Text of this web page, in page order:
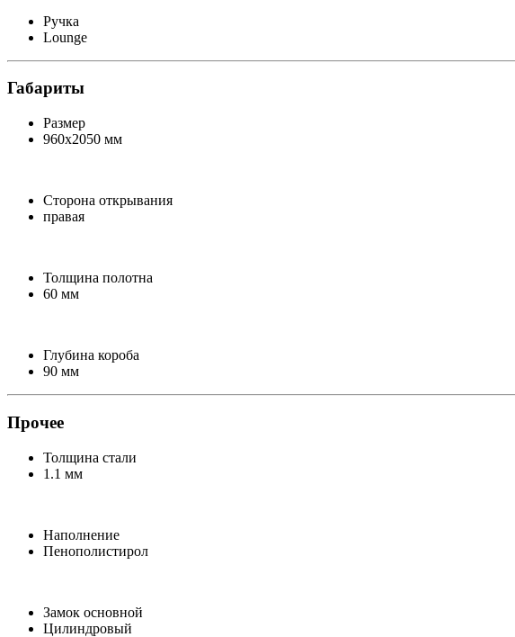
Ручка
Lounge
Габариты
Размер
960х2050 мм
Сторона открывания
правая
Толщина полотна
60 мм
Глубина короба
90 мм
Прочее
Толщина стали
1.1 мм
Наполнение
Пенополистирол
Замок основной
Цилиндровый